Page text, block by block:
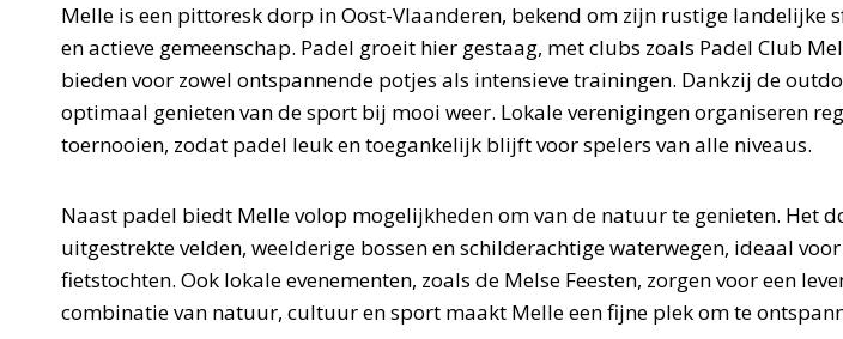
Melle is een pittoresk dorp in Oost-Vlaanderen, bekend om zijn rustige landelijke
en actieve gemeenschap. Padel groeit hier gestaag, met clubs zoals Padel Club
bieden voor zowel ontspannende potjes als intensieve trainingen. Dankzij de
optimaal genieten van de sport bij mooi weer. Lokale verenigingen organiseren
toernooien, zodat padel leuk en toegankelijk blijft voor spelers van alle niveaus.
Naast padel biedt Melle volop mogelijkheden om van de natuur te genieten. Het
uitgestrekte velden, weelderige bossen en schilderachtige waterwegen, ideaal
fietstochten. Ook lokale evenementen, zoals de Melse Feesten, zorgen voor een
combinatie van natuur, cultuur en sport maakt Melle een fijne plek om te